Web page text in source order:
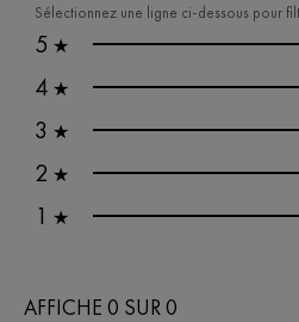
Sélectionnez une ligne ci-dessous pour
5 ★
4 ★
3 ★
2 ★
1 ★
AFFICHE 0 SUR 0